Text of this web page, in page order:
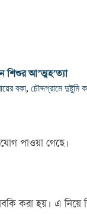
শিশুর আ’ত্মহ’ত্যা
বকা, চৌদ্দগ্রামে দুষ্টুমি
পাওয়া গেছে।
করা হয়। এ